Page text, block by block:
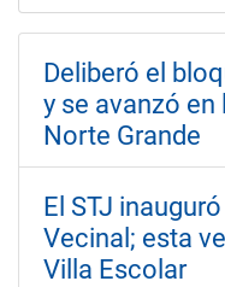
Deliberó el
y se avanzó
Norte Grande
El STJ
Vecinal; esta
Villa Escolar